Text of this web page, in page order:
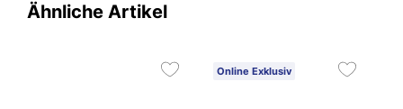
Ähnliche Artikel
Online Exklusiv